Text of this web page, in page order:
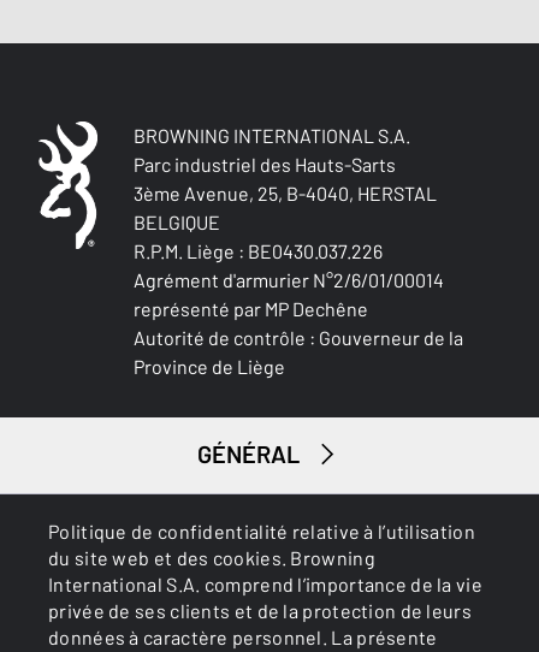
Politique de confidentialité relative à l’utilisation
du site web et des cookies. Browning
International S.A. comprend l’importance de la vie
privée de ses clients et de la protection de leurs
données à caractère personnel. La présente
BROWNING INTERNATIONAL S.A.
Parc industriel des Hauts-Sarts
3ème Avenue, 25, B-4040, HERSTAL
BELGIQUE
R.P.M. Liège : BE0430.037.226
Agrément d'armurier N°2/6/01/00014
représenté par MP Dechêne
Autorité de contrôle : Gouverneur de la
Province de Liège
GÉNÉRAL
SERVICES